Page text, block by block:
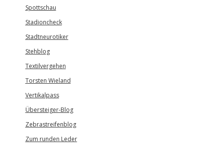
Spottschau
Stadioncheck
Stadtneurotiker
Stehblog
Textilvergehen
Torsten Wieland
Vertikalpass
Übersteiger-Blog
Zebrastreifenblog
Zum runden Leder